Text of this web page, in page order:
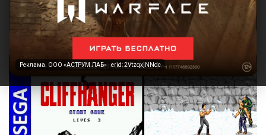
Реклама. ООО «АСТРУМ ЛАБ» · erid: 2VtzqxjNNdc
Реклама. ООО «АСТРУМ ЛАБ» · erid: 2VtzqxjNNdc